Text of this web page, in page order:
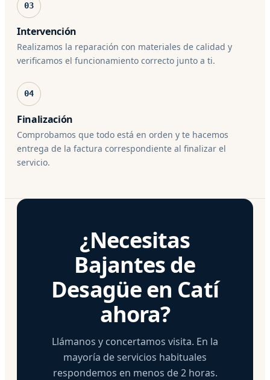
03
Intervención
Realizamos la reparación con materiales de calidad y
verificamos el funcionamiento correcto junto a ti.
04
Finalización
Comprobamos que todo está en orden y te hacemos
entrega de la factura correspondiente al finalizar el
servicio.
¿Necesitas
Bajantes de
Desagüe en Catí
ahora?
Llámanos y concertamos visita. En la
mayoría de servicios habituales
respondemos en menos de 2 horas.